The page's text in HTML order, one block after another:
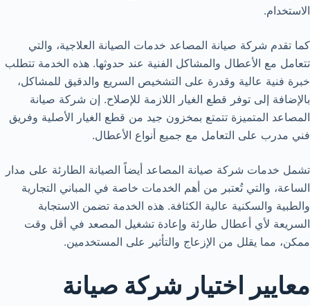
الاستخدام.
كما تقدم شركة صيانة المصاعد خدمات الصيانة العلاجية، والتي
تتعامل مع الأعطال والمشاكل الفنية عند حدوثها. هذه الخدمة تتطلب
خبرة فنية عالية وقدرة على التشخيص السريع والدقيق للمشاكل،
بالإضافة إلى توفر قطع الغيار اللازمة للإصلاح. إن شركة صيانة
المصاعد المتميزة تتمتع بمخزون جيد من قطع الغيار الأصلية وفريق
فني مدرب على التعامل مع جميع أنواع الأعطال.
تشمل خدمات شركة صيانة المصاعد أيضاً الصيانة الطارئة على مدار
الساعة، والتي تُعتبر من أهم الخدمات خاصة في المباني التجارية
والطبية والسكنية عالية الكثافة. هذه الخدمة تضمن الاستجابة
السريعة لأي أعطال طارئة وإعادة تشغيل المصعد في أقل وقت
ممكن، مما يقلل من الإزعاج والتأثير على المستخدمين.
معايير اختيار شركة صيانة